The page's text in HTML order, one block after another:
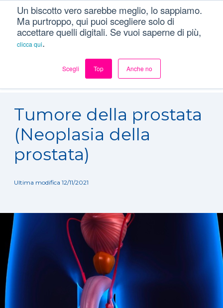
Un biscotto vero sarebbe meglio, lo sappiamo.
Ma purtroppo, qui puoi scegliere solo di
accettare quelli digitali. Se vuoi saperne di più,
clicca qui.
Scegli Top Anche no
Patologie/
Tumore della prostata (Neoplasia
Tumore della prostata
(Neoplasia della
prostata)
Ultima modifica 12/11/2021